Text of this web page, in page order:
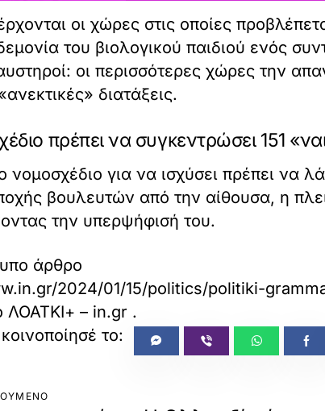
οι χώρες στις οποίες
του βιολογικού παιδιού ενός
αυστηροί: οι περισσότερες χώρες την
διατάξεις.
πρέπει να συγκεντρώσει 151
νομοσχέδιο για να ισχύσει πρέπει να
βουλευτών από την αίθουσα, η
την υπερψήφισή του.
άρθρο
2024/01/15/politics/politiki-
ΛΟΑΤΚΙ+ – in.gr .